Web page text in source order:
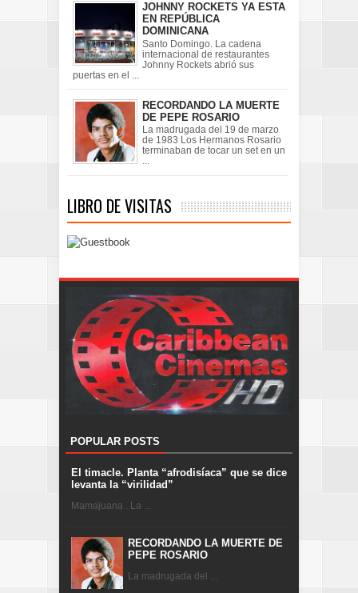
JOHNNY ROCKETS YA ESTA
EN REPÚBLICA
DOMINICANA
Santo Domingo. La cadena
internacional de restaurantes
Johnny Rockets abrió sus
puertas en el ...
RECORDANDO LA MUERTE
DE PEPE ROSARIO
La madrugada del 19 de marzo
de 1983 Los Hermanos Rosario
terminaban de tocar un set en un
...
LIBRO DE VISITAS
POPULAR POSTS
El timacle. Planta “afrodisíaca” que se dice
levanta la “virilidad”
Mamajuana . La ...
RECORDANDO LA MUERTE DE
PEPE ROSARIO
La madrugada del ...